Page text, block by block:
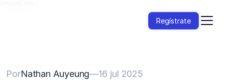
Regístrate
PorNathan Auyeung—16 jul 2025